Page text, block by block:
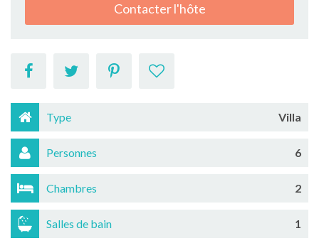
Contacter l'hôte
Type Villa
Personnes 6
Chambres 2
Salles de bain 1